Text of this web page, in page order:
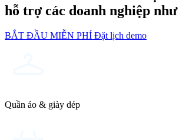
hỗ trợ các doanh nghiệp
BẮT ĐẦU MIỄN PHÍ Đặt lịch demo
Quần áo & giày dép